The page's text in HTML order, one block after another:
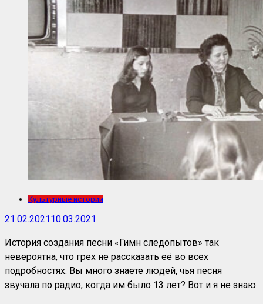
Культурные истории
21.02.202110.03.2021
История создания песни «Гимн следопытов» так
невероятна, что грех не рассказать её во всех
подробностях. Вы много знаете людей, чья песня
звучала по радио, когда им было 13 лет? Вот и я не знаю.